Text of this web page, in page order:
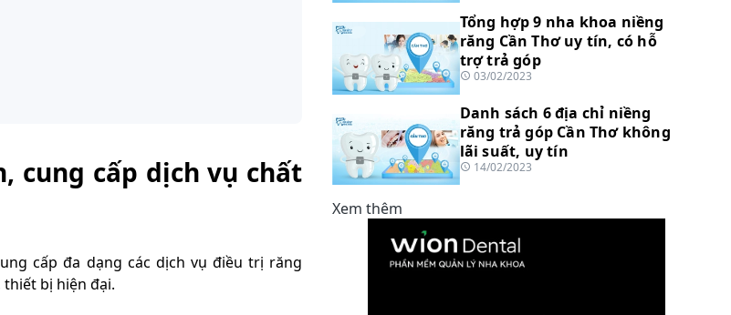
cung cấp dịch vụ chất
cấp đa dạng các dịch vụ điều trị răng
bị hiện đại.
Tổng hợp 9 nha khoa niềng
răng Cần Thơ uy tín, có hỗ
trợ trả góp
03/02/2023
Danh sách 6 địa chỉ niềng
răng trả góp Cần Thơ không
lãi suất, uy tín
14/02/2023
Xem thêm